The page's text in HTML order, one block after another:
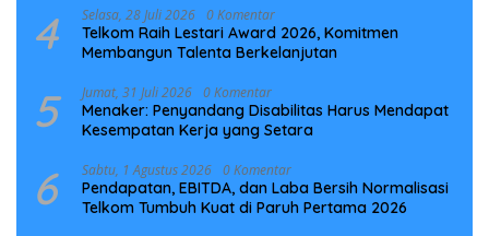
4 Selasa, 28 Juli 2026 0 Komentar
Telkom Raih Lestari Award 2026, Komitmen
Membangun Talenta Berkelanjutan
5 Jumat, 31 Juli 2026 0 Komentar
Menaker: Penyandang Disabilitas Harus Mendapat
Kesempatan Kerja yang Setara
6 Sabtu, 1 Agustus 2026 0 Komentar
Pendapatan, EBITDA, dan Laba Bersih Normalisasi
Telkom Tumbuh Kuat di Paruh Pertama 2026